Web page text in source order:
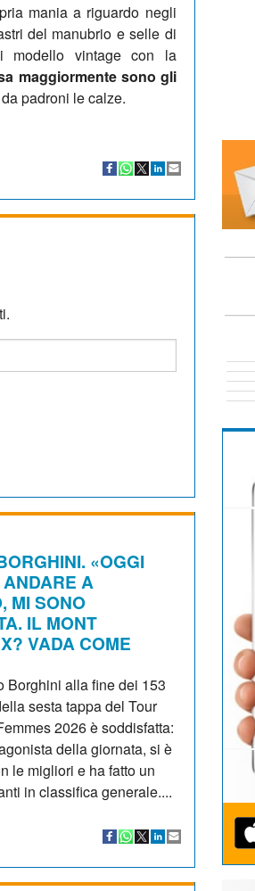
mania a riguardo negli
del manubrio e selle di
modello vintage con la
maggiormente sono gli
padroni le calze.
«OGGI
A
MI SONO
IL MONT
VADA COME
Borghini alla fine dei 153
sesta tappa del Tour
2026 è soddisfatta:
della giornata, si è
le migliori e ha fatto un
in classifica generale....